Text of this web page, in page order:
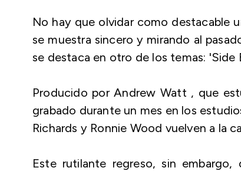
No hay que olvidar como destacable
se muestra sincero y mirando al
se destaca en otro de los temas: 'Side
Producido por Andrew Watt , que
grabado durante un mes en los
Richards y Ronnie Wood vuelven a la
Este rutilante regreso, sin